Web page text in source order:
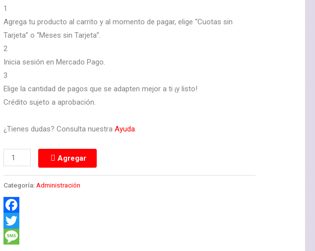
1
Agrega tu producto al carrito y al momento de pagar, elige “Cuotas sin
Tarjeta” o “Meses sin Tarjeta”.
2
Inicia sesión en Mercado Pago.
3
Elige la cantidad de pagos que se adapten mejor a ti ¡y listo!
Crédito sujeto a aprobación.
¿Tienes dudas? Consulta nuestraAyuda.
Agregar
Categoría: Administración
Facebook
Twitter